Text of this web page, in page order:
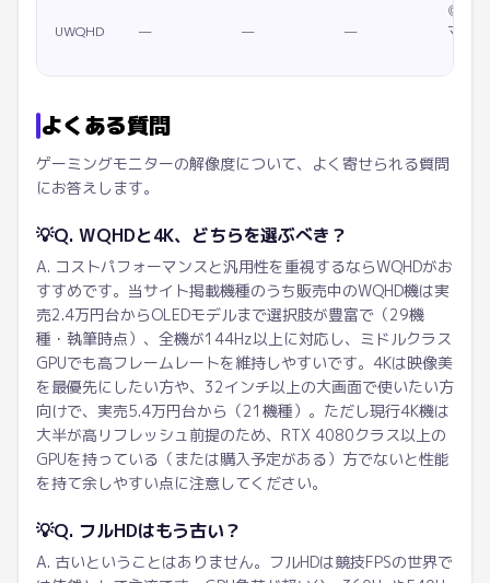
UWQHD — — —
◎ ベ
マッチ
よくある質問
ゲーミングモニターの解像度について、よく寄せられる質問
にお答えします。
💡Q. WQHDと4K、どちらを選ぶべき？
A. コストパフォーマンスと汎用性を重視するならWQHDがお
すすめです。当サイト掲載機種のうち販売中のWQHD機は実
売2.4万円台からOLEDモデルまで選択肢が豊富で（29機
種・執筆時点）、全機が144Hz以上に対応し、ミドルクラス
GPUでも高フレームレートを維持しやすいです。4Kは映像美
を最優先にしたい方や、32インチ以上の大画面で使いたい方
向けで、実売5.4万円台から（21機種）。ただし現行4K機は
大半が高リフレッシュ前提のため、RTX 4080クラス以上の
GPUを持っている（または購入予定がある）方でないと性能
を持て余しやすい点に注意してください。
💡Q. フルHDはもう古い？
A. 古いということはありません。フルHDは競技FPSの世界で